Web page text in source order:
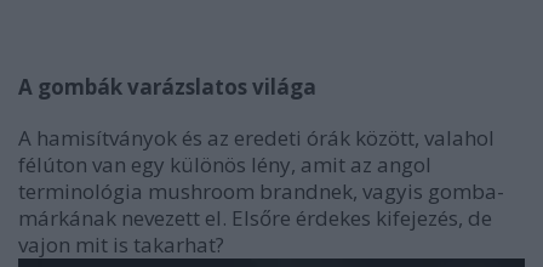
A gombák varázslatos világa
A hamisítványok és az eredeti órák között, valahol
félúton van egy különös lény, amit az angol
terminológia mushroom brandnek, vagyis gomba-
márkának nevezett el. Elsőre érdekes kifejezés, de
vajon mit is takarhat?